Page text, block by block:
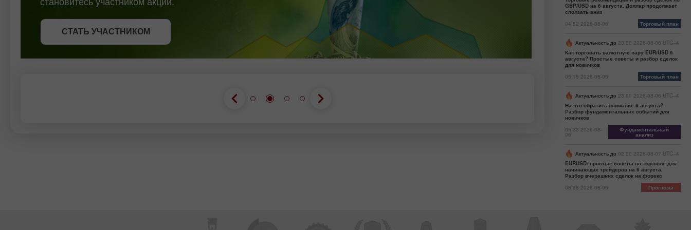
СТАТЬ УЧАСТНИКОМ
СТАТЬ УЧАСТНИКОМ
ПОЛУЧИТЬ БОНУС
GBP/USD на 6 августа. Доллар продолжает
сползать вниз
04:52 2026-08-06
Торговый план
Актуальность до 23:00 2026-08-06 UTC--4
Как торговать валютную пару EUR/USD 6
августа? Простые советы и разбор сделок
для новичков
05:15 2026-08-06
Торговый план
Актуальность до 23:00 2026-08-06 UTC--4
На что обратить внимание 6 августа?
Разбор фундаментальных событий для
новичков
05:33 2026-08-
06
Фундаментальный
анализ
Актуальность до 02:00 2026-08-07 UTC--4
EURUSD: простые советы по торговле для
начинающих трейдеров на 6 августа.
Разбор вчерашних сделок на форекс
08:38 2026-08-06
Прогнозы